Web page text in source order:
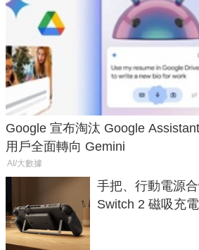
Google 宣布淘汰 Google
用戶全面轉向 Gemini
AI/大數據
手把、行動電源
Switch 2 磁吸充